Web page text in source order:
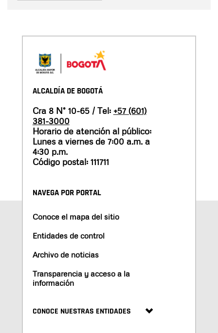
ALCALDÍA DE BOGOTÁ
Cra 8 N° 10-65 / Tel: +57 (601)
381-3000
Horario de atención al público:
Lunes a viernes de 7:00 a.m. a
4:30 p.m.
Código postal: 111711
NAVEGA POR PORTAL
Conoce el mapa del sitio
Entidades de control
Archivo de noticias
Transparencia y acceso a la
información
CONOCE NUESTRAS ENTIDADES